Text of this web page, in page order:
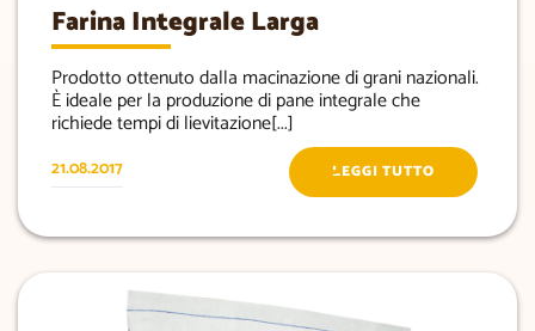
Farina Integrale Larga
Prodotto ottenuto dalla macinazione di grani nazionali.
È ideale per la produzione di pane integrale che
richiede tempi di lievitazione[...]
21.08.2017 LEGGI TUTTO